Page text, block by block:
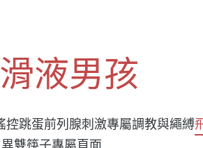
液男孩
控跳蛋前列腺刺激專屬調教與繩縛
異雙筷子專屬頁面